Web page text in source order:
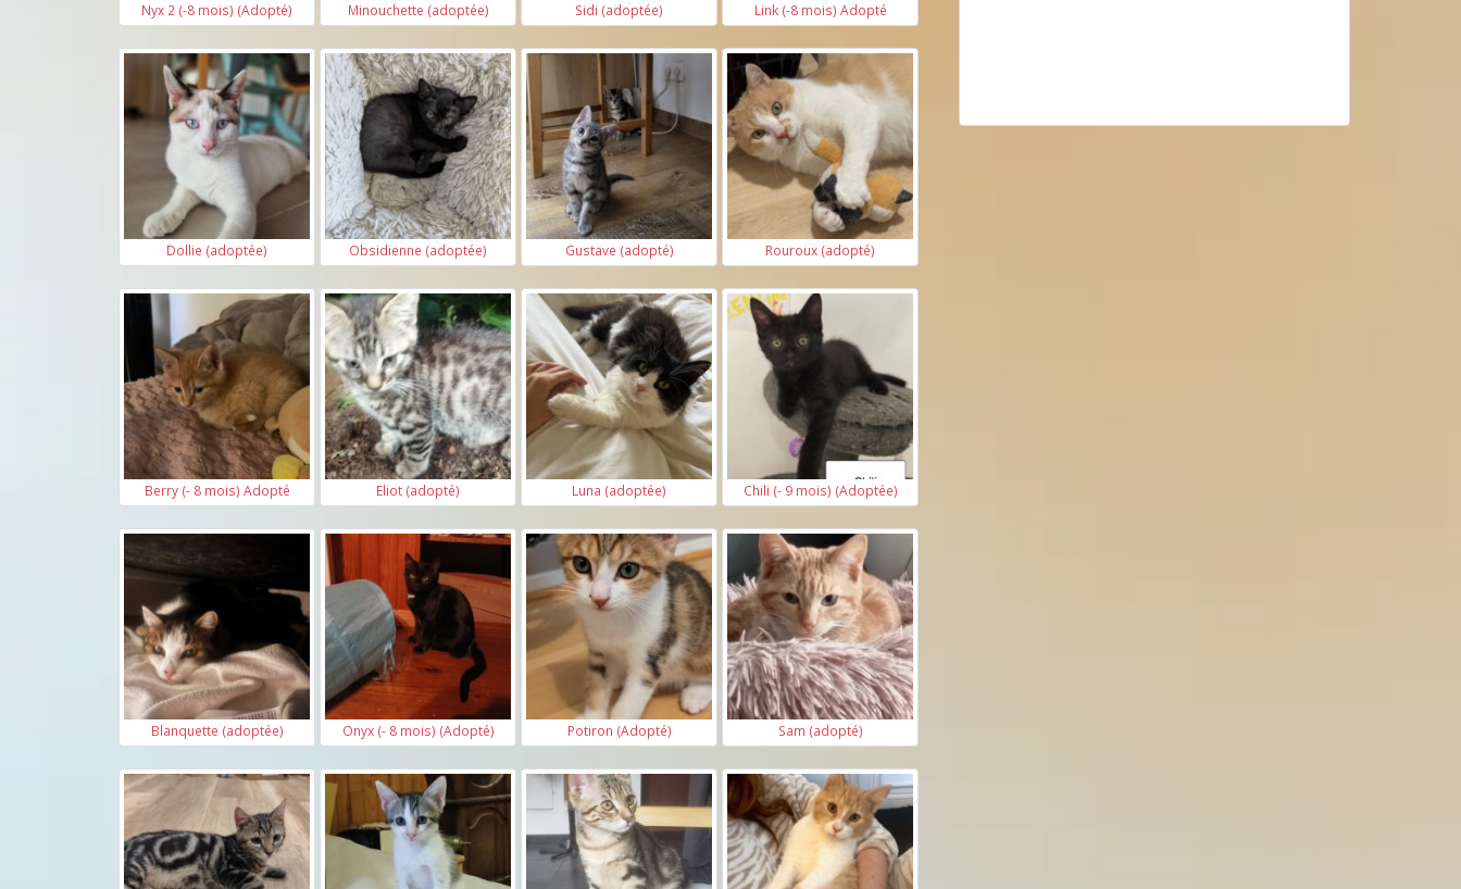
Nyx 2 (-8 mois) (Adopté) Minouchette (adoptée) Sidi (adoptée) Link (-8 mois) Adopté
Dollie (adoptée) Obsidienne (adoptée) Gustave (adopté) Rouroux (adopté)
Berry (- 8 mois) Adopté Eliot (adopté) Luna (adoptée) Chili (- 9 mois) (Adoptée)
Blanquette (adoptée) Onyx (- 8 mois) (Adopté) Potiron (Adopté) Sam (adopté)